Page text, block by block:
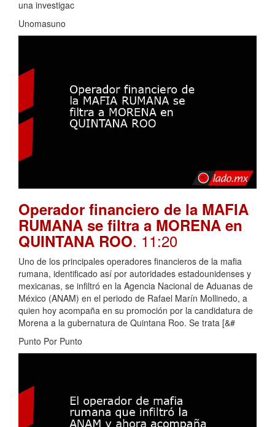
una investigac
Unomasuno
Operador financiero de la MAFIA
RUMANA se filtra a MORENA en
QUINTANA ROO. 11:20
Uno de los principales operadores financieros de la mafia
rumana, identificado así por autoridades estadounidenses y
mexicanas, se infiltró en la Agencia Nacional de Aduanas de
México (ANAM) en el periodo de Rafael Marín Mollinedo, a
quien hoy acompaña en su promoción por la candidatura de
Morena a la gubernatura de Quintana Roo. Se trata [&#
Punto Por Punto